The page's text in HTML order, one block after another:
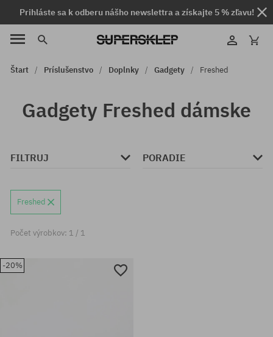
Prihláste sa k odberu nášho newslettra a získajte 5 % zľavu!
Štart Príslušenstvo Doplnky Gadgety Freshed
Gadgety Freshed dámske
FILTRUJ PORADIE
Freshed
Počet výrobkov: 1 / 1
-20%